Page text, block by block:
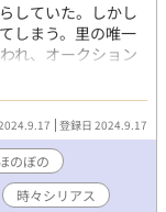
していた。しかし
しまう。里の唯一
れ、オークション
なる。 そんなライ
だった。 単純で、
アル。 2人の出会
へと繋がってい
った──。 これ
とりの王子が夢を
登録日 2024.9.17
のぼの
時々シリアス